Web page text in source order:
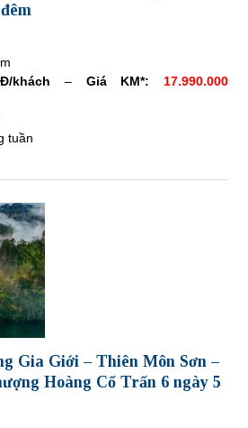
khách – Giá KM*:
17.990.000
tuần
Gia Giới – Thiên Môn Sơn –
Hoàng Cổ Trấn 6 ngày 5